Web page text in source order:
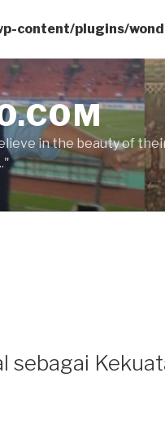
content/plugins/
in the beauty of
sebagai